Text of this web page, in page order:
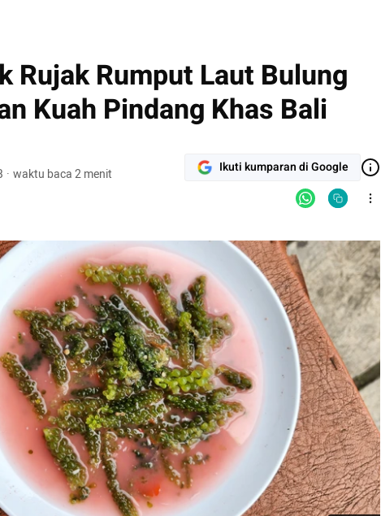
Rujak Rumput Laut Bulung
Kuah Pindang Khas Bali
· waktu baca 2 menit Ikuti kumparan di Google